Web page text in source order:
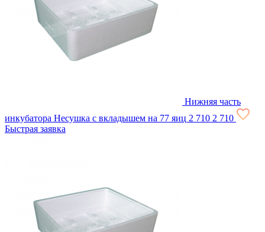
Нижняя часть
инкубатора Несушка с вкладышем на 77 яиц 2 710 2 710
Быстрая заявка